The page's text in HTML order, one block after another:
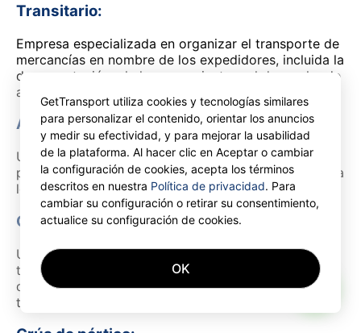
Transitario:
Empresa especializada en organizar el transporte de
mercancías en nombre de los expedidores, incluida la
documentación, el almacenamiento y el despacho de
aduanas. aduanas.
Análisis del transporte de mercancías:
Un proceso de evaluación realizado por transitarios
para optimizar las rutas de transporte, los costes y la
logística para los clientes.
Carga completa (FTL):
Un modo de transporte en el que un camión
transporta carga exclusivamente para un cliente, lo
que maximiza la capacidad y permite tiempos de
tránsito más rápidos.
GetTransport utiliza cookies y tecnologías similares
para personalizar el contenido, orientar los anuncios
y medir su efectividad, y para mejorar la usabilidad
de la plataforma. Al hacer clic en Aceptar o cambiar
la configuración de cookies, acepta los términos
descritos en nuestra Política de privacidad. Para
cambiar su configuración o retirar su consentimiento,
actualice su configuración de cookies.
OK
AI